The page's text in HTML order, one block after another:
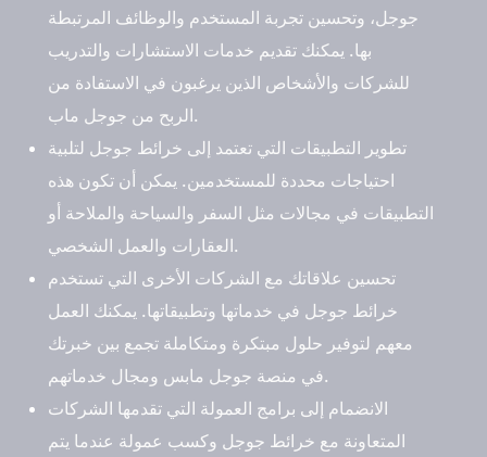
جوجل، وتحسين تجربة المستخدم والوظائف المرتبطة
بها. يمكنك تقديم خدمات الاستشارات والتدريب
للشركات والأشخاص الذين يرغبون في الاستفادة من
الربح من جوجل ماب.
تطوير التطبيقات التي تعتمد إلى خرائط جوجل لتلبية
احتياجات محددة للمستخدمين. يمكن أن تكون هذه
التطبيقات في مجالات مثل السفر والسياحة والملاحة أو
العقارات والعمل الشخصي.
تحسين علاقاتك مع الشركات الأخرى التي تستخدم
خرائط جوجل في خدماتها وتطبيقاتها. يمكنك العمل
معهم لتوفير حلول مبتكرة ومتكاملة تجمع بين خبرتك
في منصة جوجل مابس ومجال خدماتهم.
الانضمام إلى برامج العمولة التي تقدمها الشركات
المتعاونة مع خرائط جوجل وكسب عمولة عندما يتم